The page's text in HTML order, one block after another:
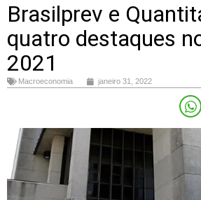
Brasilprev e
quatro destaques
2021
Macroeconomia janeiro 31, 2022